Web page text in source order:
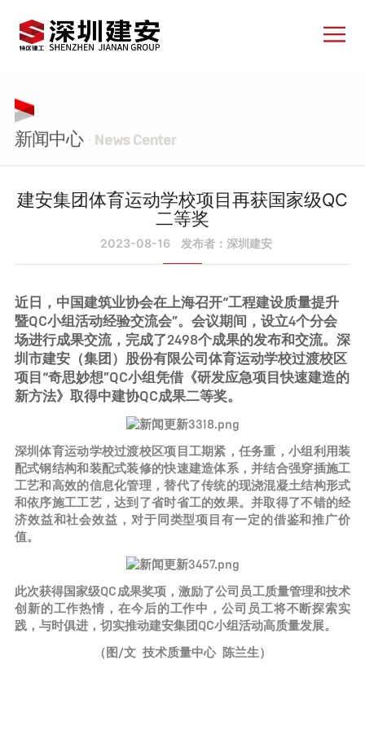
新闻中心 · News Center
建安集团体育运动学校项目再获国家级QC
二等奖
2023-08-16 发布者：深圳建安
近日，中国建筑业协会在上海召开“工程建设质量提升
暨QC小组活动经验交流会”。会议期间，设立4个分会
场进行成果交流，完成了2498个成果的发布和交流。深
圳市建安（集团）股份有限公司体育运动学校过渡校区
项目“奇思妙想”QC小组凭借《研发应急项目快速建造的
新方法》取得中建协QC成果二等奖。
深圳体育运动学校过渡校区项目工期紧，任务重，小组利用装
配式钢结构和装配式装修的快速建造体系，并结合强穿插施工
工艺和高效的信息化管理，替代了传统的现浇混凝土结构形式
和依序施工工艺，达到了省时省工的效果。并取得了不错的经
济效益和社会效益，对于同类型项目有一定的借鉴和推广价
值。
此次获得国家级QC成果奖项，激励了公司员工质量管理和技术
创新的工作热情，在今后的工作中，公司员工将不断探索实
践，与时俱进，切实推动建安集团QC小组活动高质量发展。
（图/文 技术质量中心 陈兰生）